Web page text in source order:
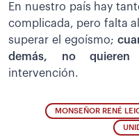
En nuestro país hay
complicada, pero falta
superar el egoísmo;
demás, no quieren
intervención.
MONSEÑOR RENÉ